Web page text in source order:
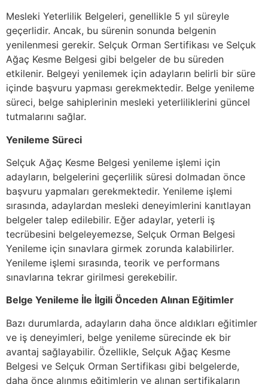
Mesleki Yeterlilik Belgeleri, genellikle 5 yıl süreyle
geçerlidir. Ancak, bu sürenin sonunda belgenin
yenilenmesi gerekir. Selçuk Orman Sertifikası ve Selçuk
Ağaç Kesme Belgesi gibi belgeler de bu süreden
etkilenir. Belgeyi yenilemek için adayların belirli bir süre
içinde başvuru yapması gerekmektedir. Belge yenileme
süreci, belge sahiplerinin mesleki yeterliliklerini güncel
tutmalarını sağlar.
Yenileme Süreci
Selçuk Ağaç Kesme Belgesi yenileme işlemi için
adayların, belgelerini geçerlilik süresi dolmadan önce
başvuru yapmaları gerekmektedir. Yenileme işlemi
sırasında, adaylardan mesleki deneyimlerini kanıtlayan
belgeler talep edilebilir. Eğer adaylar, yeterli iş
tecrübesini belgeleyemezse, Selçuk Orman Belgesi
Yenileme için sınavlara girmek zorunda kalabilirler.
Yenileme işlemi sırasında, teorik ve performans
sınavlarına tekrar girilmesi gerekebilir.
Belge Yenileme İle İlgili Önceden Alınan Eğitimler
Bazı durumlarda, adayların daha önce aldıkları eğitimler
ve iş deneyimleri, belge yenileme sürecinde ek bir
avantaj sağlayabilir. Özellikle, Selçuk Ağaç Kesme
Belgesi ve Selçuk Orman Sertifikası gibi belgelerde,
daha önce alınmış eğitimlerin ve alınan sertifikaların